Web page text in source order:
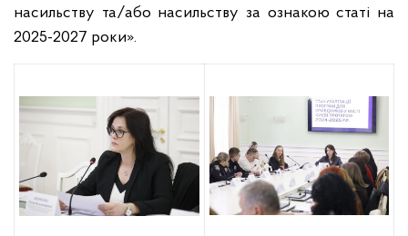
насильству та/або насильству за ознакою статі на
2025-2027 роки».